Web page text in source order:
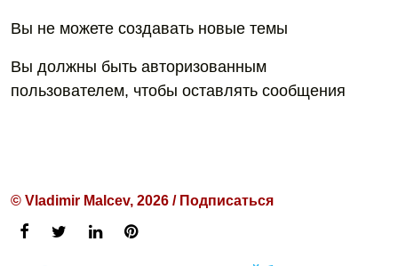
Вы не можете создавать новые темы
Вы должны быть авторизованным
пользователем, чтобы оставлять сообщения
© Vladimir Malcev, 2026 / Подписаться